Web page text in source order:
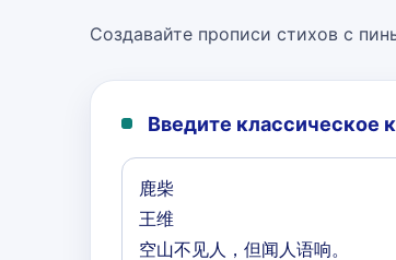
Создавайте прописи стихов с
Введите классическое